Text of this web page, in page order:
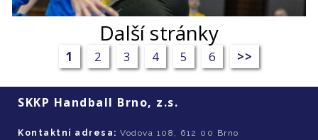
Další stránky
1 2 3 4 5 6 >>
SKKP Handball Brno, z.s.
Kontaktní adresa: Vodova 108, 612 00 Brno